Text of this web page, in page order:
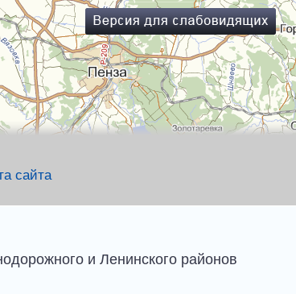
сайта
и Ленинского районов